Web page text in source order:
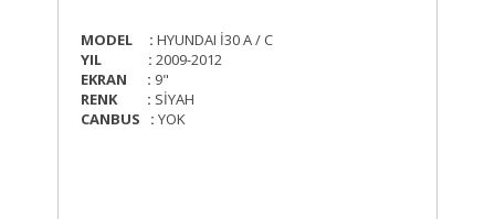
MODEL :HYUNDAI İ30 A / C
YIL : 2009-2012
EKRAN : 9"
RENK : SİYAH
CANBUS : YOK